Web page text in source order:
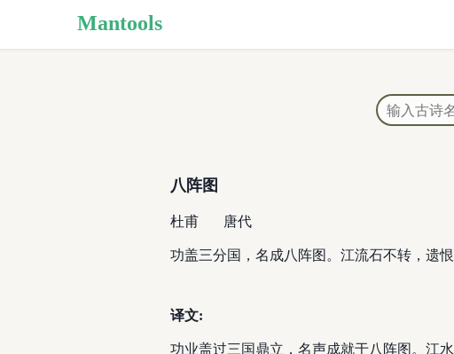
Mantools
八阵图
杜甫 唐代
功盖三分国，名成八阵图。江流石不转，遗恨
译文:
功业盖过三国鼎立，名声成就于八阵图。江